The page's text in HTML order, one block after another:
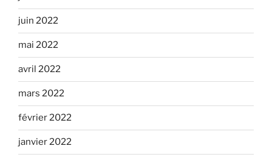
juin 2022
mai 2022
avril 2022
mars 2022
février 2022
janvier 2022